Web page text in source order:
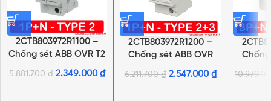
2CTB803972R1100 –
Chống sét ABB OVR T2
1N 40-275 P QS
5.881.700₫ 2.349.000 ₫
2CTB803972R1200 –
Chống sét ABB OVR
T2-T3 1N 20-275 P QS
6.211.700₫ 2.547.000 ₫
Chống